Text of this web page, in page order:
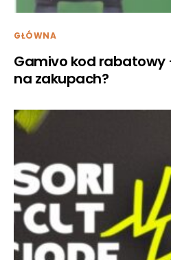
GŁÓWNA
Gamivo kod rabatowy
na zakupach?